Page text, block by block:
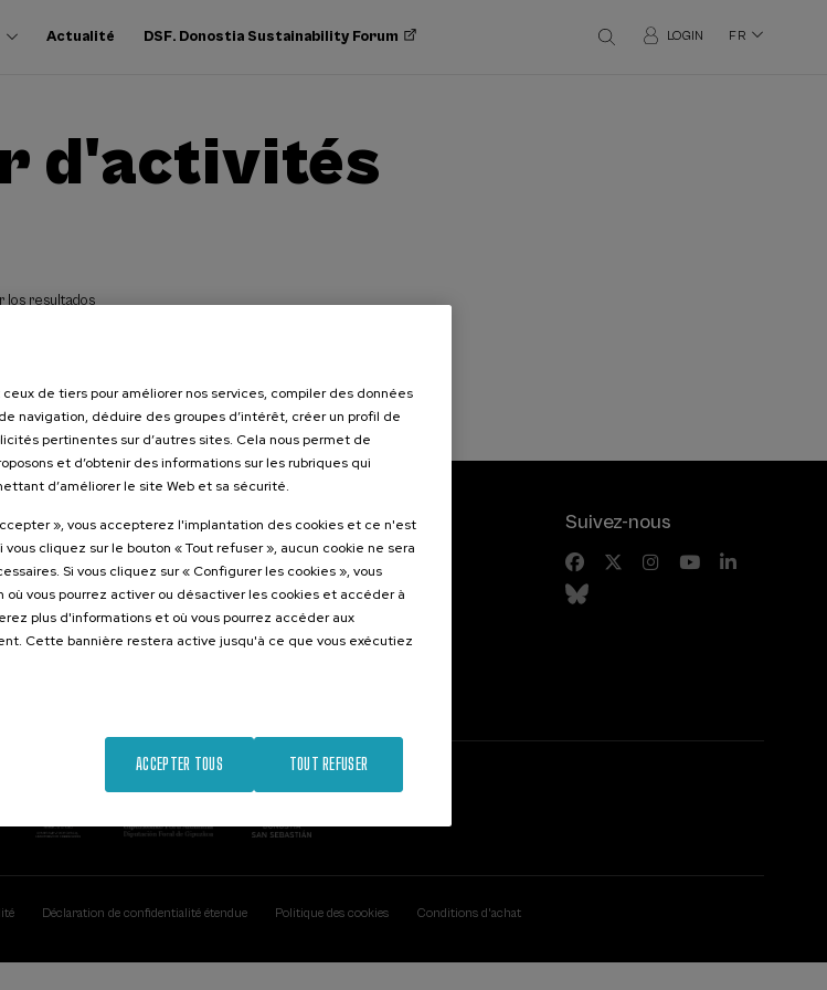
Actualité DSF. Donostia Sustainability Forum LOGIN FR
d'activités
los resultados
Sebastián
Intéressant...
Activités précédentes
Suivez-nous
Déclaration de confidentialité étendue Politique des cookies Conditions d'achat
de tiers pour améliorer nos services, compiler des données
navigation, déduire des groupes d’intérêt, créer un profil de
pertinentes sur d’autres sites. Cela nous permet de
et d’obtenir des informations sur les rubriques qui
d’améliorer le site Web et sa sécurité.
», vous accepterez l'implantation des cookies et ce n'est
cliquez sur le bouton « Tout refuser », aucun cookie ne sera
Si vous cliquez sur « Configurer les cookies », vous
vous pourrez activer ou désactiver les cookies et accéder à
plus d'informations et où vous pourrez accéder aux
Cette bannière restera active jusqu'à ce que vous exécutiez
TOUT REFUSER
ACCEPTER TOUS